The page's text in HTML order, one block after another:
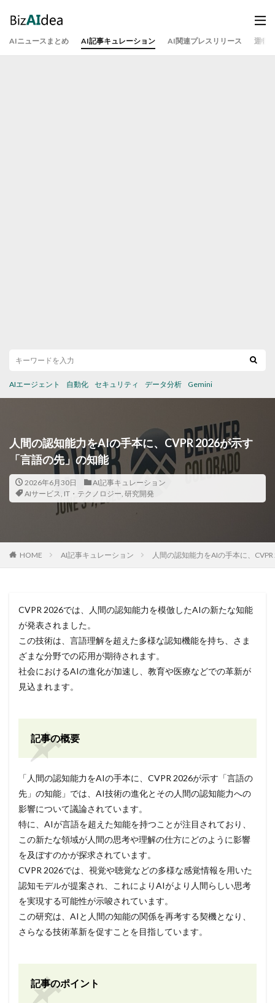
AIニュースまとめ AI記事キュレーション AI関連プレスリリース 運営
AIエージェント 自動化 セキュリティ データ分析 Gemini
人間の認知能力をAIの手本に、CVPR 2026が示す
「言語の先」の知能
2026年6月30日
AI記事キュレーション
AIサービス, IT・テクノロジー, 研究開発
HOME AI記事キュレーション 人間の認知能力をAIの手本に、
CVPR 2026では、人間の認知能力を模倣したAIの新たな知能
が発表されました。
この技術は、言語理解を超えた多様な認知機能を持ち、さま
ざまな分野での応用が期待されます。
社会におけるAIの進化が加速し、教育や医療などでの革新が
見込まれます。
記事の概要
「人間の認知能力をAIの手本に、CVPR 2026が示す「言語の
先」の知能」では、AI技術の進化とその人間の認知能力への
影響について議論されています。
特に、AIが言語を超えた知能を持つことが注目されており、
この新たな領域が人間の思考や理解の仕方にどのように影響
を及ぼすのかが探求されています。
CVPR 2026では、視覚や聴覚などの多様な感覚情報を用いた
認知モデルが提案され、これによりAIがより人間らしい思考
を実現する可能性が示唆されています。
この研究は、AIと人間の知能の関係を再考する契機となり、
さらなる技術革新を促すことを目指しています。
記事のポイント